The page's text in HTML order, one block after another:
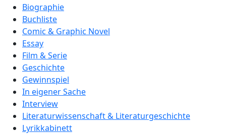
Biographie
Buchliste
Comic & Graphic Novel
Essay
Film & Serie
Geschichte
Gewinnspiel
In eigener Sache
Interview
Literaturwissenschaft & Literaturgeschichte
Lyrikkabinett